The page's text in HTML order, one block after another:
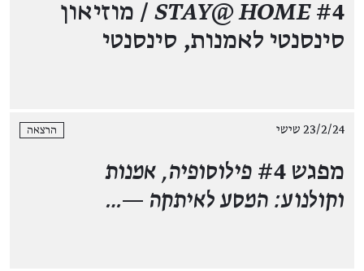
STAY@ HOME #4 / מוזיאון
סינסנטי לאמנות, סינסנטי
23/2/24 שישי הרצאה
מפגש #4
פילוסופיה, אמנות
וקולנוע: המסע לאיתקה —…